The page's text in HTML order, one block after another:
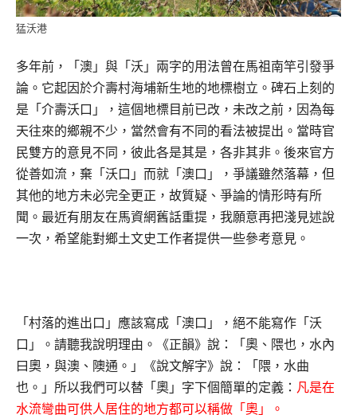
猛沃港
多年前，「澳」與「沃」兩字的用法曾在馬祖南竿引發爭
論。它起因於介壽村海埔新生地的地標樹立。碑石上刻的
是「介壽沃口」，這個地標目前已改，未改之前，因為每
天往來的鄉親不少，當然會有不同的看法被提出。當時官
民雙方的意見不同，彼此各是其是，各非其非。後來官方
從善如流，棄「沃口」而就「澳口」，爭議雖然落幕，但
其他的地方未必完全更正，故質疑、爭論的情形時有所
聞。最近有朋友在馬資網舊話重提，我願意再把淺見述說
一次，希望能對鄉土文史工作者提供一些參考意見。
「村落的進出口」應該寫成「澳口」，絕不能寫作「沃
口」。請聽我說明理由。《正韻》說：「奧、隈也，水內
曰奧，與澳、隩通。」《說文解字》說：「隈，水曲
也。」所以我們可以替「奧」字下個簡單的定義： 凡是在
水流彎曲可供人居住的地方都可以稱做「奧」。